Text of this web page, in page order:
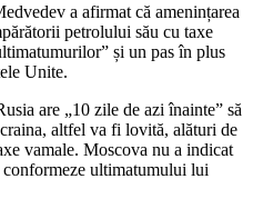
a afirmat că amenințarea
petrolului său cu taxe
și un pas în plus
Unite.
are „10 zile de azi înainte” să
altfel va fi lovită, alături de
vamale. Moscova nu a indicat
conformeze ultimatumului lui